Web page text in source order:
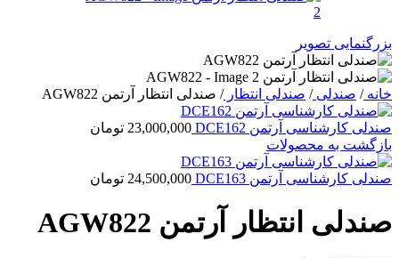
بزرگنمایی تصویر
خانه/ صندلی/ صندلی انتظار/ صندلی انتظار آرتمن AGW822
صندلی کارشناسی آرتمن DCE162 23,000,000 تومان
بازگشت به محصولات
صندلی کارشناسی آرتمن DCE163 24,500,000 تومان
صندلی انتظار آرتمن AGW822